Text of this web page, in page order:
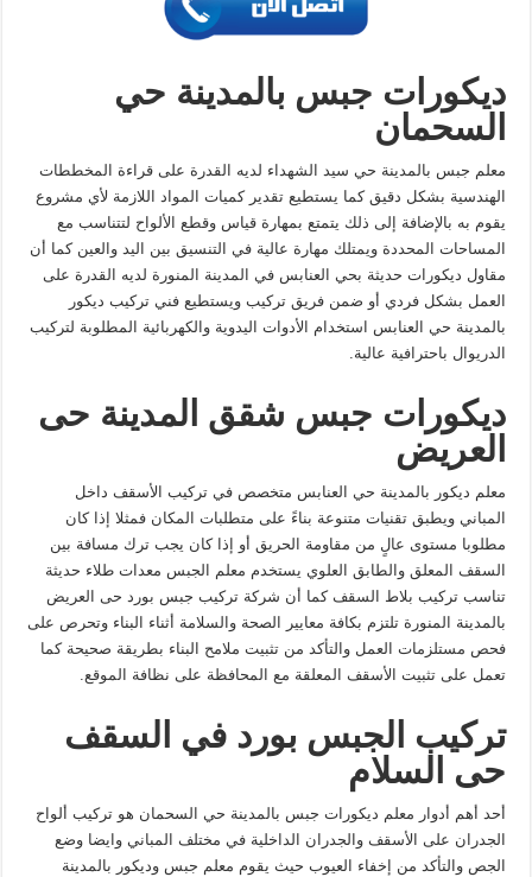
ديكورات جبس بالمدينة حي
السحمان
معلم جبس بالمدينة حي سيد الشهداء لديه القدرة على قراءة المخططات
الهندسية بشكل دقيق كما يستطيع تقدير كميات المواد اللازمة لأي مشروع
يقوم به بالإضافة إلى ذلك يتمتع بمهارة قياس وقطع الألواح لتتناسب مع
المساحات المحددة ويمتلك مهارة عالية في التنسيق بين اليد والعين كما أن
مقاول ديكورات حديثة بحي العنابس في المدينة المنورة لديه القدرة على
العمل بشكل فردي أو ضمن فريق تركيب ويستطيع فني تركيب ديكور
بالمدينة حي العنابس استخدام الأدوات اليدوية والكهربائية المطلوبة لتركيب
الدريوال باحترافية عالية.
ديكورات جبس شقق المدينة حى
العريض
معلم ديكور بالمدينة حي العنابس متخصص في تركيب الأسقف داخل
المباني ويطبق تقنيات متنوعة بناءً على متطلبات المكان فمثلا إذا كان
مطلوبا مستوى عالٍ من مقاومة الحريق أو إذا كان يجب ترك مسافة بين
السقف المعلق والطابق العلوي يستخدم معلم الجبس معدات طلاء حديثة
تناسب تركيب بلاط السقف كما أن شركة تركيب جبس بورد حى العريض
بالمدينة المنورة تلتزم بكافة معايير الصحة والسلامة أثناء البناء وتحرص على
فحص مستلزمات العمل والتأكد من تثبيت ملامح البناء بطريقة صحيحة كما
تعمل على تثبيت الأسقف المعلقة مع المحافظة على نظافة الموقع.
تركيب الجبس بورد في السقف
حى السلام
أحد أهم أدوار معلم ديكورات جبس بالمدينة حي السحمان هو تركيب ألواح
الجدران على الأسقف والجدران الداخلية في مختلف المباني وايضا وضع
الجص والتأكد من إخفاء العيوب حيث يقوم معلم جبس وديكور بالمدينة